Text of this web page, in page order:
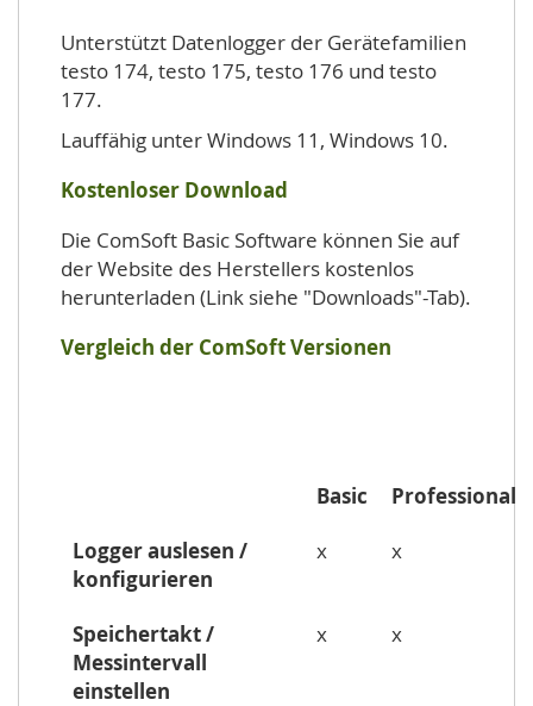
Unterstützt Datenlogger der Gerätefamilien
testo 174, testo 175, testo 176 und testo
177.
Lauffähig unter Windows 11, Windows 10.
Kostenloser Download
Die ComSoft Basic Software können Sie auf
der Website des Herstellers kostenlos
herunterladen (Link siehe "Downloads"-Tab).
Vergleich der ComSoft Versionen
Basic
Professional
Logger auslesen /
konfigurieren
x x
Speichertakt /
Messintervall
einstellen
x x